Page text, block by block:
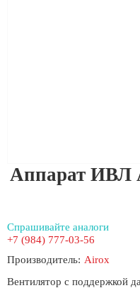
Аппарат ИВЛ
Спрашивайте аналоги
+7 (984) 777-03-56
Производитель: Airox
Вентилятор с поддержкой